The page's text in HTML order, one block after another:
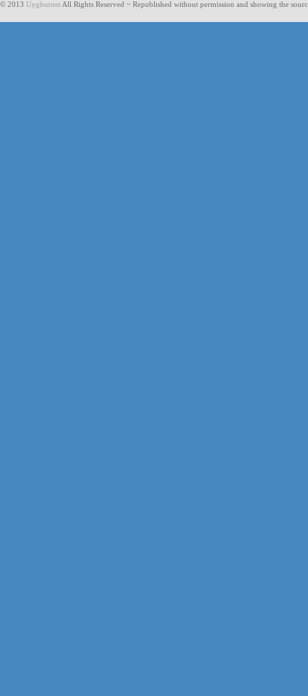
© 2013 Uyghurnet All Rights Reserved ~ Republished without permission and showing the